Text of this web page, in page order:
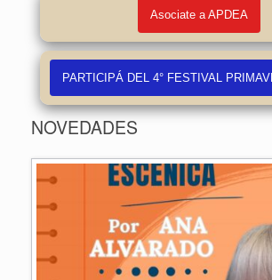
Asociate a APDEA
PARTICIPÁ DEL 4° FESTIVAL
NOVEDADES